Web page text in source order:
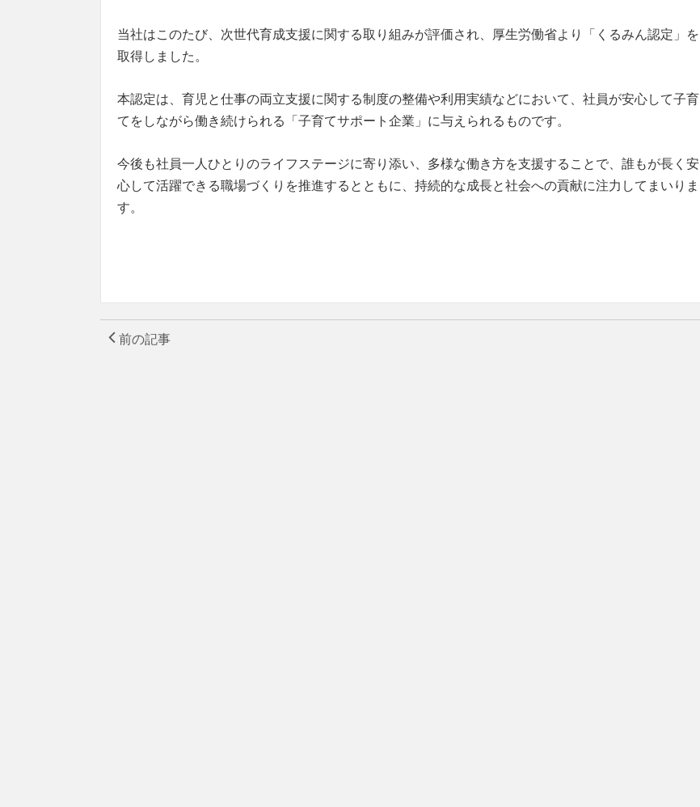
当社はこのたび、次世代育成支援に関する取り組みが評価され、厚生労働省より「くるみん認定」を
取得しました。
本認定は、育児と仕事の両立支援に関する制度の整備や利用実績などにおいて、社員が安心して子育
てをしながら働き続けられる「子育てサポート企業」に与えられるものです。
今後も社員一人ひとりのライフステージに寄り添い、多様な働き方を支援することで、誰もが長く安
心して活躍できる職場づくりを推進するとともに、持続的な成長と社会への貢献に注力してまいりま
す。
前の記事